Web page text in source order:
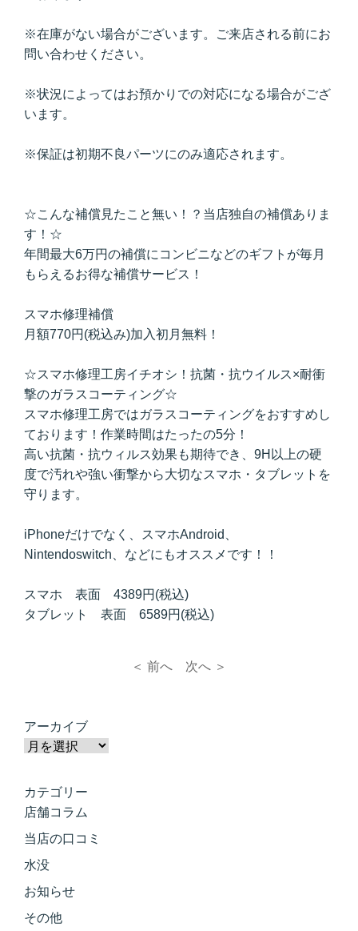
※在庫がない場合がございます。ご来店される前にお
問い合わせください。
※状況によってはお預かりでの対応になる場合がござ
います。
※保証は初期不良パーツにのみ適応されます。
☆こんな補償見たこと無い！？当店独自の補償ありま
す！☆
年間最大6万円の補償にコンビニなどのギフトが毎月
もらえるお得な補償サービス！
スマホ修理補償
月額770円(税込み)加入初月無料！
☆スマホ修理工房イチオシ！抗菌・抗ウイルス×耐衝
撃のガラスコーティング☆
スマホ修理工房ではガラスコーティングをおすすめし
ております！作業時間はたったの5分！
高い抗菌・抗ウィルス効果も期待でき、9H以上の硬
度で汚れや強い衝撃から大切なスマホ・タブレットを
守ります。
iPhoneだけでなく、スマホAndroid、
Nintendoswitch、などにもオススメです！！
スマホ 表面 4389円(税込)
タブレット 表面 6589円(税込)
＜ 前へ 次へ ＞
アーカイブ
カテゴリー
店舗コラム
当店の口コミ
水没
お知らせ
その他